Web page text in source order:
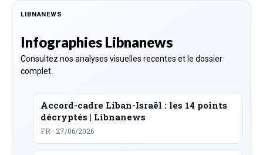
LIBNANEWS
Infographies Libnanews
Consultez nos analyses visuelles recentes et le dossier
complet.
Accord-cadre Liban-Israël : les 14 points
décryptés | Libnanews
FR · 27/06/2026